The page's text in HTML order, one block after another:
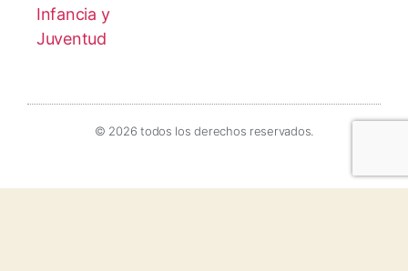
Infancia y
Juventud
© 2026 todos los derechos reservados.